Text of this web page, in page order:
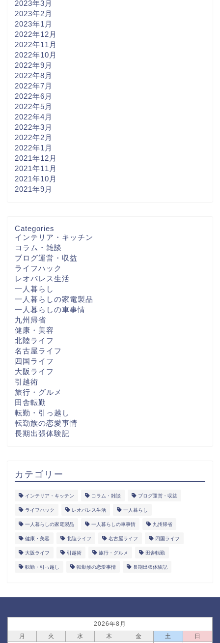
2023年3月
2023年2月
2023年1月
2022年12月
2022年11月
2022年10月
2022年9月
2022年8月
2022年7月
2022年6月
2022年5月
2022年4月
2022年3月
2022年2月
2022年1月
2021年12月
2021年11月
2021年10月
2021年9月
Categories
インテリア・キッチン
コラム・雑談
ブログ運営・収益
ライフハック
レオパレス生活
一人暮らし
一人暮らしの家電製品
一人暮らしの車事情
九州帰省
健康・美容
北陸ライフ
名古屋ライフ
四国ライフ
大阪ライフ
引越術
旅行・グルメ
田舎転勤
転勤・引っ越し
転勤族の恋愛事情
長期出張体験記
カテゴリー
インテリア・キッチン コラム・雑談 ブログ運営・収益
ライフハック レオパレス生活 一人暮らし
一人暮らしの家電製品 一人暮らしの車事情 九州帰省
健康・美容 北陸ライフ 名古屋ライフ 四国ライフ
大阪ライフ 引越術 旅行・グルメ 田舎転勤
転勤・引っ越し 転勤族の恋愛事情 長期出張体験記
2026年8月
月
火 水 木 金 土 日